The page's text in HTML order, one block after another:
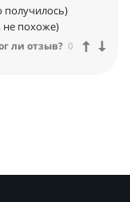
получилось)
не похоже)
ли отзыв? 0